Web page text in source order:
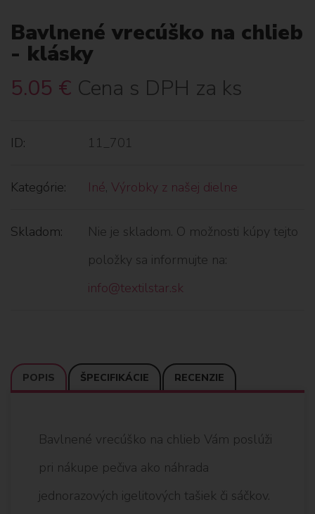
Bavlnené vrecúško na chlieb
- klásky
5.05 € Cena s DPH za ks
ID: 11_701
Kategórie: Iné, Výrobky z našej dielne
Skladom:
Nie je skladom. O možnosti kúpy tejto
položky sa informujte na:
info@textilstar.sk
POPIS ŠPECIFIKÁCIE RECENZIE
Bavlnené vrecúško na chlieb Vám poslúži
pri nákupe pečiva ako náhrada
jednorazových igelitových tašiek či sáčkov.